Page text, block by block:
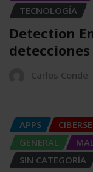
TECNOLOGÍA
Detection
Carlos Conde
APPS
GENERAL
SIN CATEGORÍA